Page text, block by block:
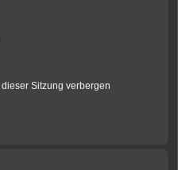
Sitzung verbergen